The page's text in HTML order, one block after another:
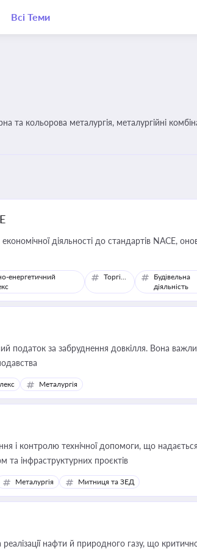
Всі Теми
та кольорова металургія, металургійні
діяльності до стандартів NACE,
енергетичний
Торгівля
Будівельна
діяльність
податок за забруднення довкілля. Вона
Металургія
і контролю технічної допомоги, що надається
та інфраструктурних проєктів
Металургія Митниця та ЗЕД
нафти й природного газу, що